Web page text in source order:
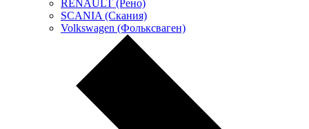
RENAULT (Рено)
SCANIA (Скания)
Volkswagen (Фольксваген)